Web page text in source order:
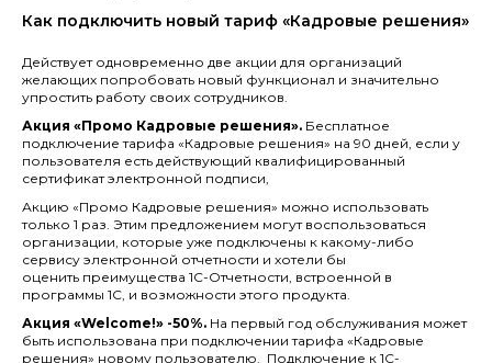
Как подключить новый тариф «Кадровые решения»
Действует одновременно две акции для организаций
желающих попробовать новый функционал и значительно
упростить работу своих сотрудников.
Акция «Промо Кадровые решения». Бесплатное
подключение тарифа «Кадровые решения» на 90 дней, если у
пользователя есть действующий квалифицированный
сертификат электронной подписи,
Акцию «Промо Кадровые решения» можно использовать
только 1 раз. Этим предложением могут воспользоваться
организации, которые уже подключены к какому-либо
сервису электронной отчетности и хотели бы
оценить преимущества 1С-Отчетности, встроенной в
программы 1С, и возможности этого продукта.
Акция «Welcome!» -50%. На первый год обслуживания может
быть использована при подключении тарифа «Кадровые
решения» новому пользователю. Подключение к 1С-